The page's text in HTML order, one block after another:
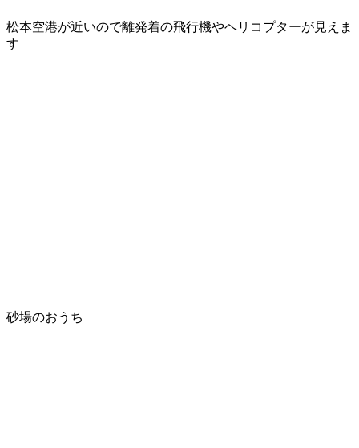
松本空港が近いので離発着の飛行機やヘリコプターが見えま
す
砂場のおうち